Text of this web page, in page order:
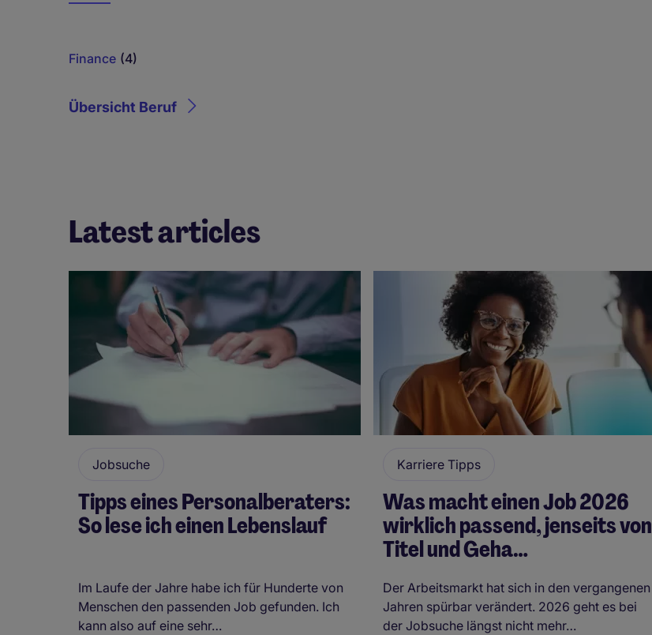
Finance (4)
Übersicht Beruf
Latest articles
Jobsuche
Tipps eines Personalberaters:
So lese ich einen Lebenslauf
Im Laufe der Jahre habe ich für Hunderte von
Menschen den passenden Job gefunden. Ich
kann also auf eine sehr…
Karriere Tipps
Was macht einen Job 2026
wirklich passend, jenseits von
Titel und Geha…
Der Arbeitsmarkt hat sich in den vergangenen
Jahren spürbar verändert. 2026 geht es bei
der Jobsuche längst nicht mehr…